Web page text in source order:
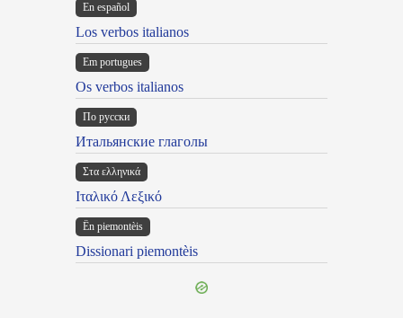
En español
Los verbos italianos
Em portugues
Os verbos italianos
По русски
Итальянские глаголы
Στα ελληνικά
Ιταλικό Λεξικό
Ën piemontèis
Dissionari piemontèis